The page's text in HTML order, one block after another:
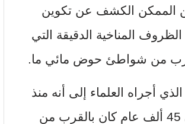
الممكن الكشف عن تكوين
الظروف المناخية الدقيقة التي
من شواطئ حوض مائي ما.
أجراه العلماء إلى أنه منذ
حوالي 40 إلى 45 ألف عام كان بالقرب من